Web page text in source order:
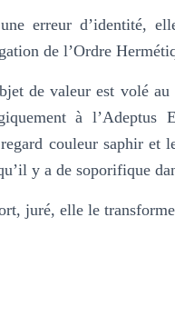
erreur d’identité,
de l’Ordre
de valeur est volé au
à l’Adeptus
couleur saphir et
y a de soporifique
juré, elle le